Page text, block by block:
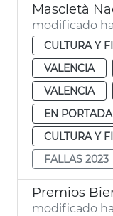
Mascletà
modificado
CULTURA Y
VALENCIA
VALENCIA
EN
CULTURA Y
FALLAS 2023
Premios
modificado